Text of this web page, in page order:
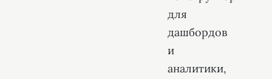
для
дашбордов
и
аналитики,